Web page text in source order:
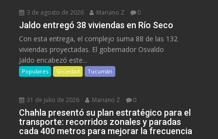
3 de agosto de 2026 Mariano Z 0
Jaldo entregó 38 viviendas en Río Seco
Con esta entrega, el complejo suma 88 de las 132
viviendas proyectadas. El gobernador Osvaldo
Jaldo encabezó este...
Populares Sociedad Tucumán
31 de julio de 2026 Mariano Z 0
Chahla presentó su plan estratégico para el
transporte: recorridos zonales y paradas
cada 400 metros para mejorar la frecuencia